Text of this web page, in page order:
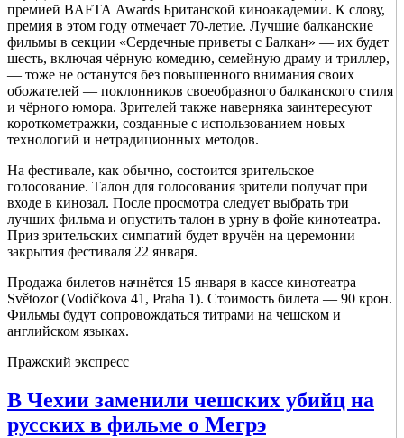
премией BAFTA Awards Британской киноакадемии. К слову,
премия в этом году отмечает 70-летие. Лучшие балканские
фильмы в секции «Сердечные приветы с Балкан» — их будет
шесть, включая чёрную комедию, семейную драму и триллер,
— тоже не останутся без повышенного внимания своих
обожателей — поклонников своеобразного балканского стиля
и чёрного юмора. Зрителей также наверняка заинтересуют
короткометражки, созданные с использованием новых
технологий и нетрадиционных методов.
На фестивале, как обычно, состоится зрительское
голосование. Талон для голосования зрители получат при
входе в кинозал. После просмотра следует выбрать три
лучших фильма и опустить талон в урну в фойе кинотеатра.
Приз зрительских симпатий будет вручён на церемонии
закрытия фестиваля 22 января.
Продажа билетов начнётся 15 января в кассе кинотеатра
Světozor (Vodičkova 41, Praha 1). Стоимость билета — 90 крон.
Фильмы будут сопровождаться титрами на чешском и
английском языках.
Пражский экспресс
В Чехии заменили чешских убийц на
русских в фильме о Мегрэ